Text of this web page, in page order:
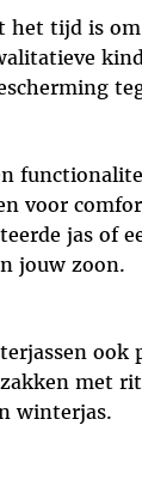
tijd is
voor
jas of
jouw zoon.
met
winterjas.